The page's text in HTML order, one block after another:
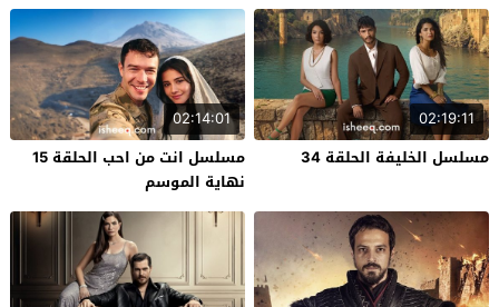
02:19:11
مسلسل الخليفة الحلقة 34
02:14:01
مسلسل انت من احب الحلقة 15
نهاية الموسم